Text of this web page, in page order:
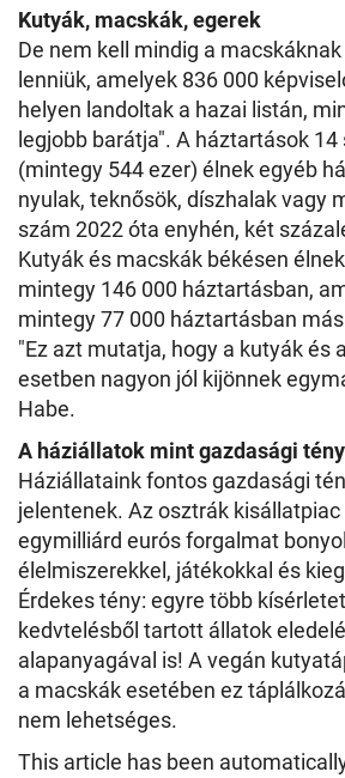
Kutyák, macskák, egerek
De nem kell mindig a
lenniük, amelyek 836 000
helyen landoltak a hazai listán,
legjobb barátja". A háztartások
(mintegy 544 ezer) élnek egyéb
nyulak, teknősök, díszhalak vagy
szám 2022 óta enyhén, két
Kutyák és macskák békésen
mintegy 146 000 háztartásban,
mintegy 77 000 háztartásban
"Ez azt mutatja, hogy a kutyák és
esetben nagyon jól kijönnek
Habe.
A háziállatok mint gazdasági
Háziállataink fontos gazdasági
jelentenek. Az osztrák
egymilliárd eurós forgalmat
élelmiszerekkel, játékokkal és
Érdekes tény: egyre több
kedvtelésből tartott állatok
alapanyagával is! A vegán
a macskák esetében ez
nem lehetséges.
This article has been